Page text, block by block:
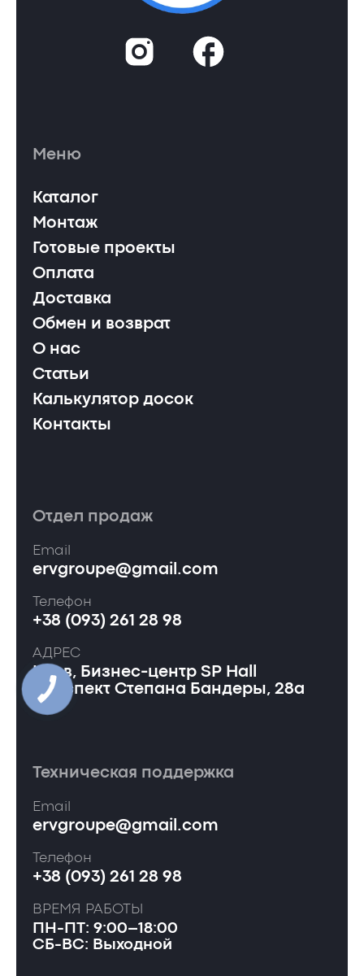
Меню
Каталог
Монтаж
Готовые проекты
Оплата
Доставка
Обмен и возврат
О нас
Статьи
Калькулятор досок
Контакты
Отдел продаж
Email
ervgroupe@gmail.com
Телефон
+38 (093) 261 28 98
АДРЕС
Киев, Бизнес-центр SP Hall
проспект Степана Бандеры, 28а
Техническая поддержка
Email
ervgroupe@gmail.com
Телефон
+38 (093) 261 28 98
ВРЕМЯ РАБОТЫ
ПН-ПТ: 9:00–18:00
СБ-ВС: Выходной